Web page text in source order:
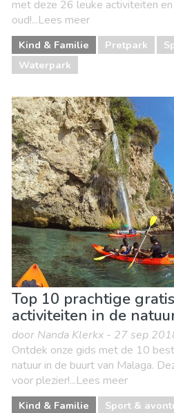
met deze 26 leuke activiteiten
oud!...Lees meer
Kind & Familie Pretpark
Waterpark
Top 10 prachtige
activiteiten in de
door Nanda Klerkx - 27 sep
Ontdek onze gids met de 10
natuur in de buurt van Malaga.
voor plezier!...Lees meer
Kind & Familie Sport &